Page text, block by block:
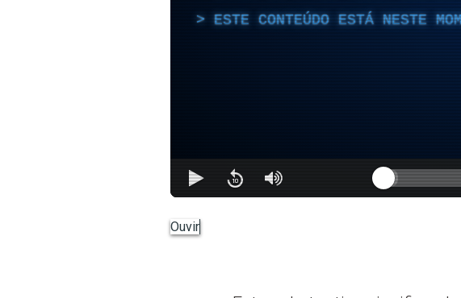
ESTE CONTEÚDO ESTÁ NESTE
Ouvir